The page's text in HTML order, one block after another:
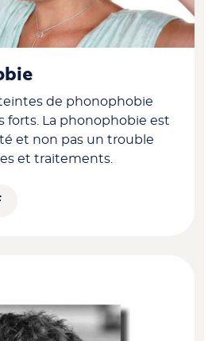
de phonophobie
forts. La phonophobie est
et non pas un trouble
et traitements.